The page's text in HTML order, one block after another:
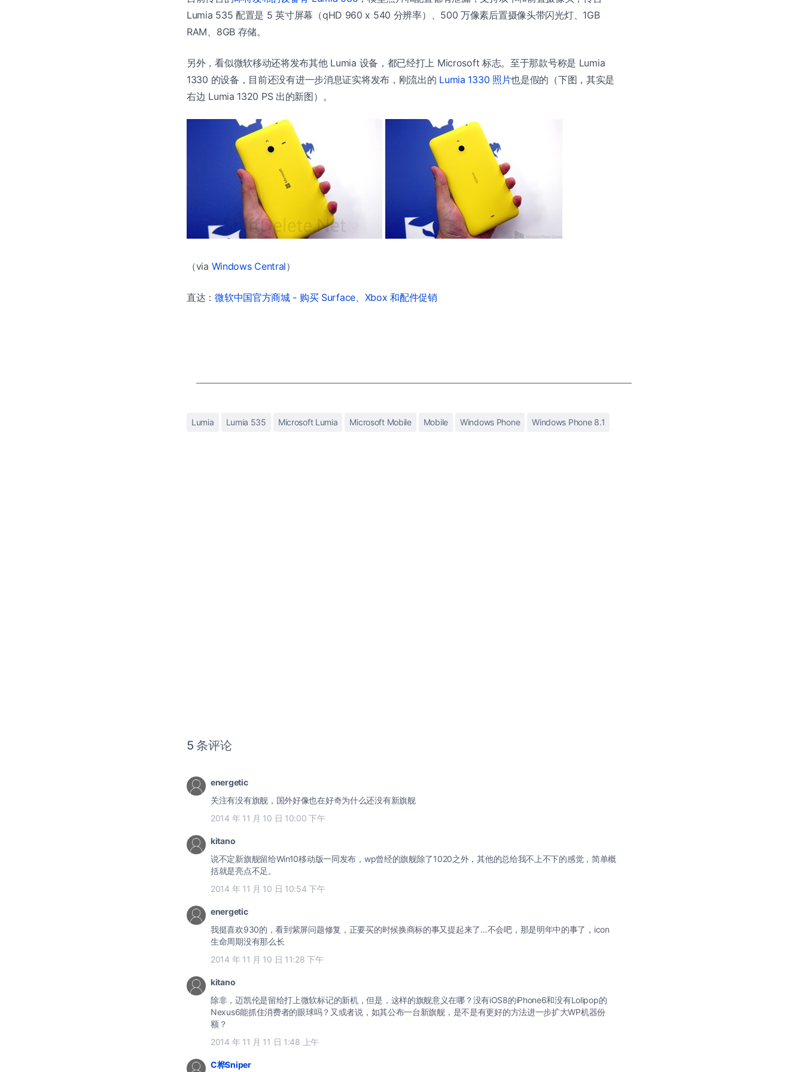
Lumia 535 配置是 5 英寸屏幕（qHD 960 x 540 分辨率）、500 万像素后置摄像头带闪光灯、1GB
RAM、8GB 存储。
另外，看似微软移动还将发布其他 Lumia 设备，都已经打上 Microsoft 标志。至于那款号称是 Lumia
1330 的设备，目前还没有进一步消息证实将发布，刚流出的 Lumia 1330 照片也是假的（下图，其实是
右边 Lumia 1320 PS 出的新图）。
（via Windows Central）
直达：微软中国官方商城 - 购买 Surface、Xbox 和配件促销
Lumia Lumia 535 Microsoft Lumia Microsoft Mobile Mobile Windows Phone Windows Phone 8.1
5 条评论
energetic
关注有没有旗舰，国外好像也在好奇为什么还没有新旗舰
2014 年 11 月 10 日 10:00 下午
kitano
说不定新旗舰留给Win10移动版一同发布，wp曾经的旗舰除了1020之外，其他的总给我不上不下的感觉，简单概
括就是亮点不足。
2014 年 11 月 10 日 10:54 下午
energetic
我挺喜欢930的，看到紫屏问题修复，正要买的时候换商标的事又提起来了…不会吧，那是明年中的事了，icon
生命周期没有那么长
2014 年 11 月 10 日 11:28 下午
kitano
除非，迈凯伦是留给打上微软标记的新机，但是，这样的旗舰意义在哪？没有iOS8的iPhone6和没有Lolipop的
Nexus6能抓住消费者的眼球吗？又或者说，如其公布一台新旗舰，是不是有更好的方法进一步扩大WP机器份
额？
2014 年 11 月 11 日 1:48 上午
C桦Sniper